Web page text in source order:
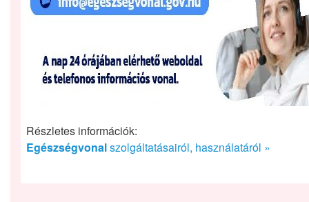
Részletes információk:
Egészségvonalszolgáltatásairól, használatáról »